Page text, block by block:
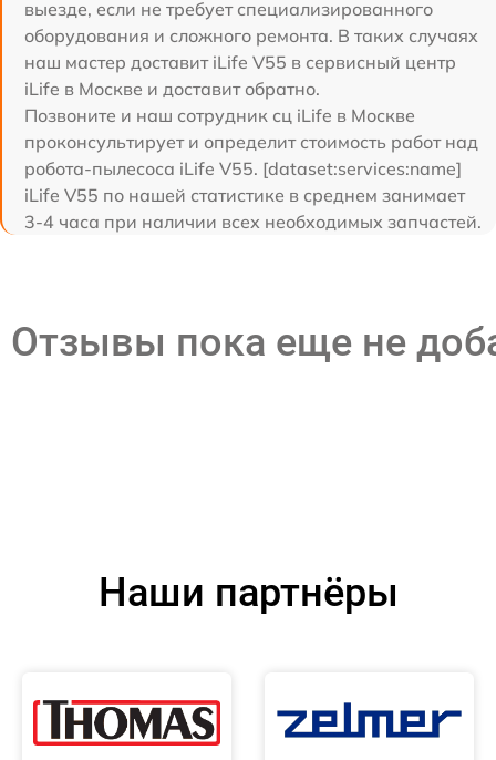
выезде, если не требует специализированного
оборудования и сложного ремонта. В таких случаях
наш мастер доставит iLife V55 в сервисный центр
iLife в Москве и доставит обратно.
Позвоните и наш сотрудник сц iLife в Москве
проконсультирует и определит стоимость работ над
робота-пылесоса iLife V55. [dataset:services:name]
iLife V55 по нашей статистике в среднем занимает
3-4 часа при наличии всех необходимых запчастей.
Отзывы пока еще не
Наши партнёры